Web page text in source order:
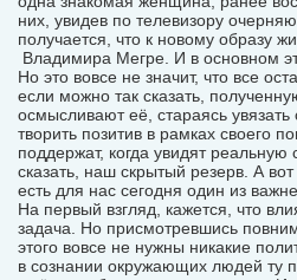
них, увидев по телевизору
получается, что к новому образу
Владимира Мегре. И в основном
Но это вовсе не значит, что все
если можно так сказать,
осмысливают её, стараясь
творить позитив в рамках своего
поддержат, когда увидят
сказать, наш скрытый резерв. А
есть для нас сегодня один
На первый взгляд, кажется, что
задача. Но присмотревшись
этого вовсе не нужны никакие
в сознании окружающих людей ту